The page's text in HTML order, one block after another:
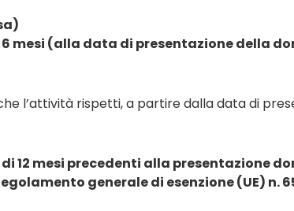
mesi (alla data di presentazione della
l’attività rispetti, a partire dalla data di
12 mesi precedenti alla presentazione
generale di esenzione (UE) n.